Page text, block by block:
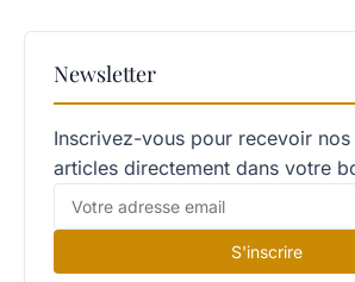
Newsletter
Inscrivez-vous pour recevoir nos
articles directement dans votre
S'inscrire